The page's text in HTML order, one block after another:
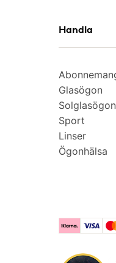
Handla
Glasögon
Solglasögon
Sport
Linser
Ögonhälsa
KlarnaVisa